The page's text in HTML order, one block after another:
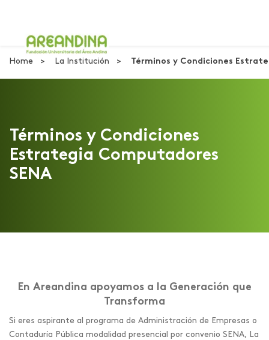
Home La Institución Términos y Condiciones
Términos y Condiciones
Estrategia Computadores
SENA
En Areandina apoyamos a la Generación que
Transforma
Si eres aspirante al programa de Administración de Empresas o
Contaduría Pública modalidad presencial por convenio SENA, La